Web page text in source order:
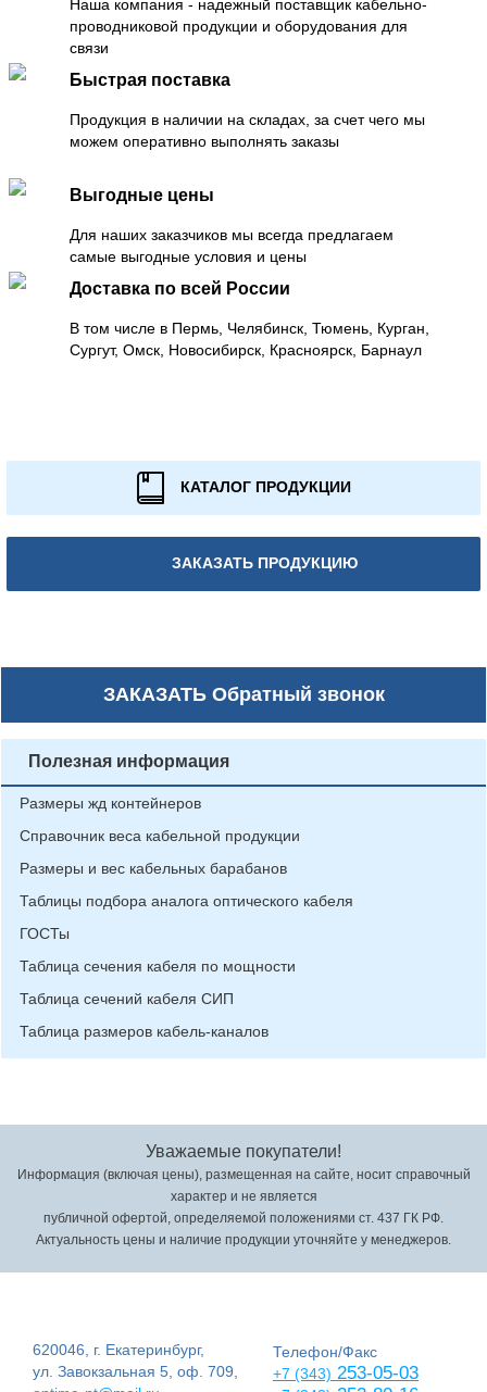
Наша компания - надежный поставщик кабельно-
проводниковой продукции и оборудования для
связи
Быстрая поставка
Продукция в наличии на складах, за счет чего мы
можем оперативно выполнять заказы
Выгодные цены
Для наших заказчиков мы всегда предлагаем
самые выгодные условия и цены
Доставка по всей России
В том числе в Пермь, Челябинск, Тюмень, Курган,
Сургут, Омск, Новосибирск, Красноярск, Барнаул
КАТАЛОГ ПРОДУКЦИИ
ЗАКАЗАТЬ ПРОДУКЦИЮ
ЗАКАЗАТЬОбратный звонок
Полезная информация
Размеры жд контейнеров
Справочник веса кабельной продукции
Размеры и вес кабельных барабанов
Таблицы подбора аналога оптического кабеля
ГОСТы
Таблица сечения кабеля по мощности
Таблица сечений кабеля СИП
Таблица размеров кабель-каналов
Уважаемые покупатели!
Информация (включая цены), размещенная на сайте, носит справочный
характер и не является
публичной офертой, определяемой положениями ст. 437 ГК РФ.
Актуальность цены и наличие продукции уточняйте у менеджеров.
620046, г. Екатеринбург,
ул. Завокзальная 5, оф. 709,
Телефон/Факс
+7 (343) 253-05-03